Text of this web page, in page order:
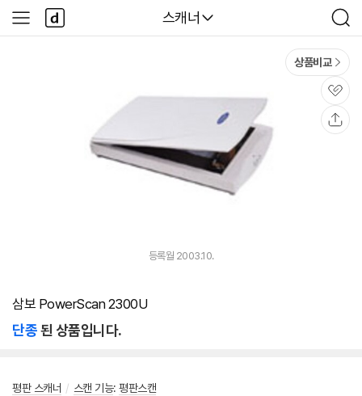
다나와
스캐너
검
색
사
이
다
나
와
상품비교
관
심
등록월 2003.10.
삼보 PowerScan 2300U
단종된 상품입니다.
평판 스캐너 / 스캔 기능: 평판스캔